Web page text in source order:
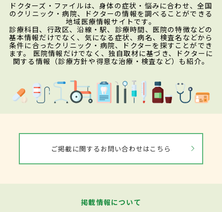
ドクターズ・ファイルは、身体の症状・悩みに合わせ、全国
のクリニック・病院、ドクターの情報を調べることができる
地域医療情報サイトです。
診療科目、行政区、沿線・駅、診療時間、医院の特徴などの
基本情報だけでなく、気になる症状、病名、検査名などから
条件に合ったクリニック・病院、ドクターを探すことができ
ます。 医院情報だけでなく、独自取材に基づき、ドクターに
関する情報（診療方針や得意な治療・検査など）も紹介。
ご掲載に関するお問い合わせはこちら
掲載情報について